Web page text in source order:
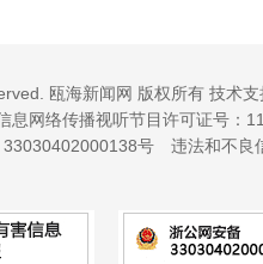
瓯海新闻网 版权所有 技术支
息网络传播视听节目许可证号：
号 违法和不良